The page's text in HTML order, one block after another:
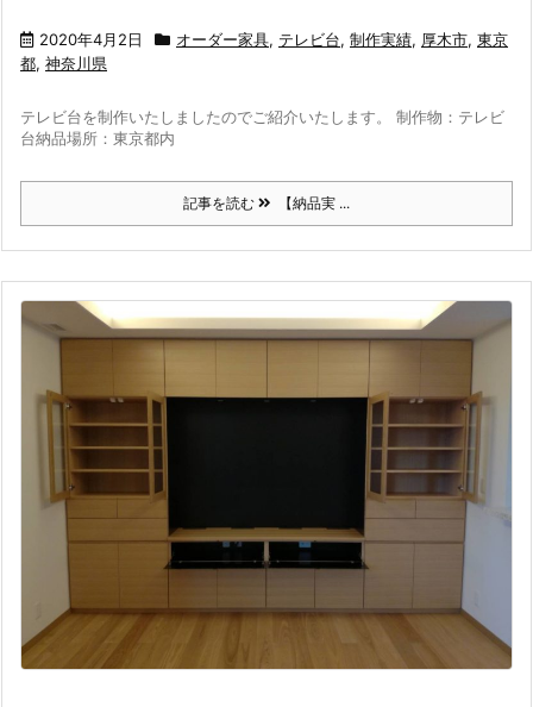
2020年4月2日 オーダー家具, テレビ台, 制作実績, 厚木市, 東京
都, 神奈川県
テレビ台を制作いたしましたのでご紹介いたします。 制作物：テレビ
台納品場所：東京都内
記事を読む 【納品実 ...